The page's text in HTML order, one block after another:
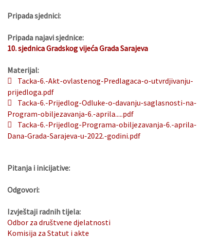
Pripada sjednici:
Pripada najavi sjednice:
10. sjednica Gradskog vijeća Grada Sarajeva
Materijal:
Tacka-6.-Akt-ovlastenog-Predlagaca-o-utvrdjivanju-
prijedloga.pdf
Tacka-6.-Prijedlog-Odluke-o-davanju-saglasnosti-na-
Program-obiljezavanja-6.-aprila.....pdf
Tacka-6.-Prijedlog-Programa-obiljezavanja-6.-aprila-
Dana-Grada-Sarajeva-u-2022.-godini.pdf
Pitanja i inicijative:
Odgovori:
Izvještaji radnih tijela:
Odbor za društvene djelatnosti
Komisija za Statut i akte